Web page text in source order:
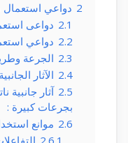
2 دواعي استعمال
2.1 دواعى
2.2 دواعي
2.3 الجرعة
2.4 الآثار
2.5 آثار جانبية
بجرعات كبيرة :
2.6 موانع
2.6.1